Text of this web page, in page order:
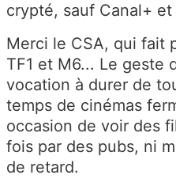
crypté, sauf Canal+ et
Merci le CSA, qui fait
TF1 et M6... Le geste
vocation à durer de
temps de cinémas
occasion de voir des
fois par des pubs, ni
de retard.